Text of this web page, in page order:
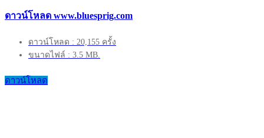
ดาวน์โหลด www.bluesprig.com
ดาวน์โหลด : 20,155 ครั้ง
ขนาดไฟล์ : 3.5 MB.
ดาวน์โหลด